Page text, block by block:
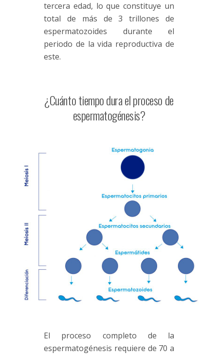
tercera edad, lo que constituye un
total de más de 3 trillones de
espermatozoides durante el
periodo de la vida reproductiva de
este.
¿Cuánto tiempo dura el proceso de
espermatogénesis?
El proceso completo de la
espermatogénesis requiere de 70 a